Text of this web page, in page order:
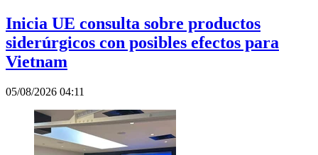
Inicia UE consulta sobre productos
siderúrgicos con posibles efectos para
Vietnam
05/08/2026 04:11